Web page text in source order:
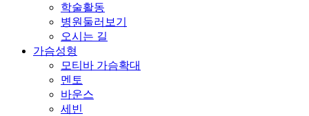
학술활동
병원둘러보기
오시는 길
가슴성형
모티바 가슴확대
멘토
바운스
세빈